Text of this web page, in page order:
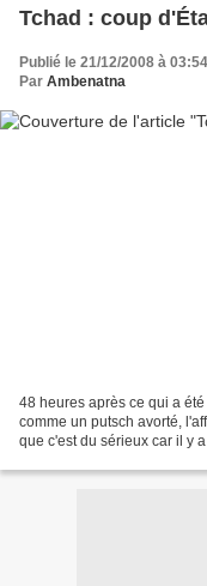
Tchad : coup
Publié le 21/12/2008 à 03:54
Par Ambenatna
48 heures après ce qui a
comme un putsch avorté,
que c'est du sérieux car il y